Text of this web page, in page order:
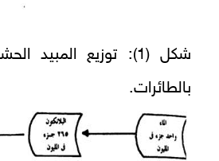
شكل (1): توزيع المبيد
بالطائرات.